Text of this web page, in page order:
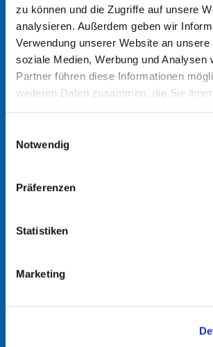
zu können und die Zugriffe auf unsere
analysieren. Außerdem geben wir
Verwendung unserer Website an
soziale Medien, Werbung und Analysen
Partner führen diese Informationen
weiteren Daten zusammen, die Sie
Notwendig
Präferenzen
Statistiken
Marketing
Unser Team steht Ihnen zur Verfügung.
eine Anfrage und wir werden Sie
ANSPRECHPARTNER
E-MAIL